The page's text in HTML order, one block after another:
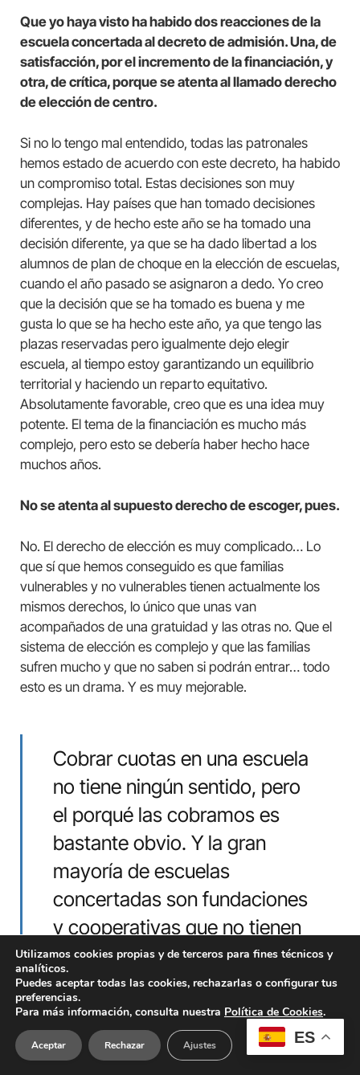
Que yo haya visto ha habido dos reacciones de la
escuela concertada al decreto de admisión. Una, de
satisfacción, por el incremento de la financiación, y
otra, de crítica, porque se atenta al llamado derecho
de elección de centro.
Si no lo tengo mal entendido, todas las patronales
hemos estado de acuerdo con este decreto, ha habido
un compromiso total. Estas decisiones son muy
complejas. Hay países que han tomado decisiones
diferentes, y de hecho este año se ha tomado una
decisión diferente, ya que se ha dado libertad a los
alumnos de plan de choque en la elección de escuelas,
cuando el año pasado se asignaron a dedo. Yo creo
que la decisión que se ha tomado es buena y me
gusta lo que se ha hecho este año, ya que tengo las
plazas reservadas pero igualmente dejo elegir
escuela, al tiempo estoy garantizando un equilibrio
territorial y haciendo un reparto equitativo.
Absolutamente favorable, creo que es una idea muy
potente. El tema de la financiación es mucho más
complejo, pero esto se debería haber hecho hace
muchos años.
No se atenta al supuesto derecho de escoger, pues.
No. El derecho de elección es muy complicado… Lo
que sí que hemos conseguido es que familias
vulnerables y no vulnerables tienen actualmente los
mismos derechos, lo único que unas van
acompañados de una gratuidad y las otras no. Que el
sistema de elección es complejo y que las familias
sufren mucho y que no saben si podrán entrar… todo
esto es un drama. Y es muy mejorable.
Cobrar cuotas en una escuela
no tiene ningún sentido, pero
el porqué las cobramos es
bastante obvio. Y la gran
mayoría de escuelas
concertadas son fundaciones
y cooperativas que no tienen
ningún ánimo de lucro
¿La reserva de plazas de Sadako ha aumentado de
cara al próximo curso?
ES
Utilizamos cookies propias y de terceros para fines técnicos y
analíticos.
Puedes aceptar todas las cookies, rechazarlas o configurar tus
preferencias.
Para más información, consulta nuestra Política de Cookies.
Aceptar Rechazar Ajustes